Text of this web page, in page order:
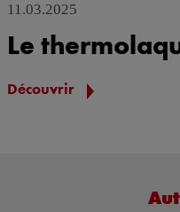
11.03.2025
Le
Découvrir